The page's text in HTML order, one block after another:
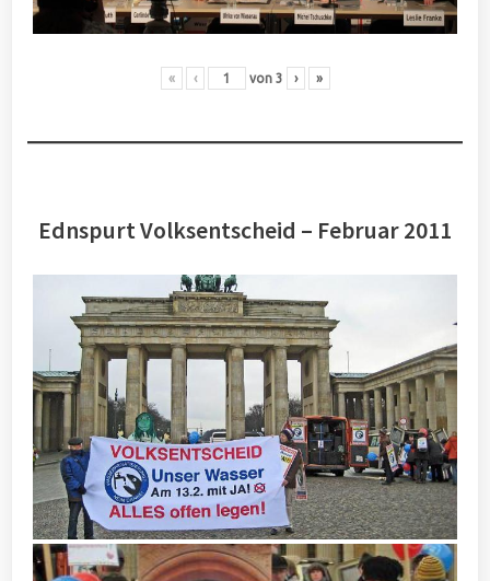
« ‹ von 3 › »
Ednspurt Volksentscheid – Februar 2011